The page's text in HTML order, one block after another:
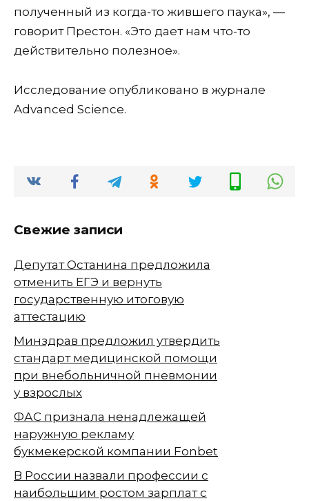
полученный из когда-то жившего паука», —
говорит Престон. «Это дает нам что-то
действительно полезное».
Исследование опубликовано в журнале
Advanced Science.
Свежие записи
Депутат Останина предложила
отменить ЕГЭ и вернуть
государственную итоговую
аттестацию
Минздрав предложил утвердить
стандарт медицинской помощи
при внебольничной пневмонии
у взрослых
ФАС признала ненадлежащей
наружную рекламу
букмекерской компании Fonbet
В России назвали профессии с
наибольшим ростом зарплат с